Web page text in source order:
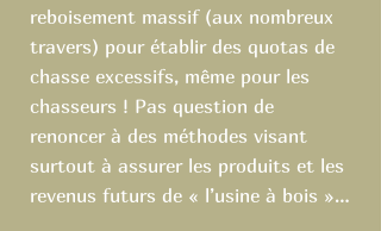
reboisement massif (aux nombreux
travers) pour établir des quotas de
chasse excessifs, même pour les
chasseurs ! Pas question de
renoncer à des méthodes visant
surtout à assurer les produits et les
revenus futurs de « l’usine à bois »…